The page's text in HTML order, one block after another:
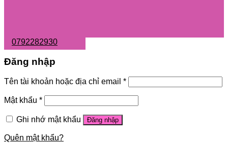
0792282930
Đăng nhập
Tên tài khoản hoặc địa chỉ email *
Mật khẩu *
Ghi nhớ mật khẩu Đăng nhập
Quên mật khẩu?